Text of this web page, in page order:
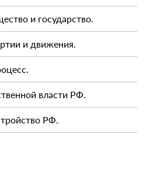
и государство.
и движения.
власти РФ.
РФ.